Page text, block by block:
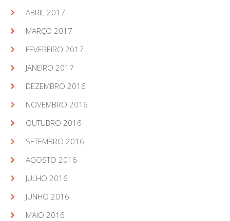
ABRIL 2017
MARÇO 2017
FEVEREIRO 2017
JANEIRO 2017
DEZEMBRO 2016
NOVEMBRO 2016
OUTUBRO 2016
SETEMBRO 2016
AGOSTO 2016
JULHO 2016
JUNHO 2016
MAIO 2016